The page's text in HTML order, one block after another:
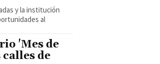
y la institución
al
'Mes de
de